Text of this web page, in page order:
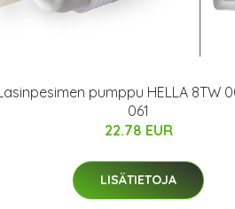
pumppu HELLA 8TW
061
22.78 EUR
LISÄTIETOJA